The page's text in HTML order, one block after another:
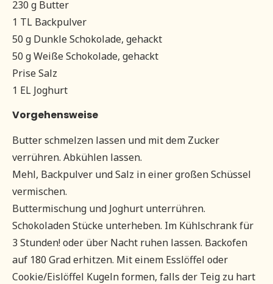
230 g Butter
1 TL Backpulver
50 g Dunkle Schokolade, gehackt
50 g Weiße Schokolade, gehackt
Prise Salz
1 EL Joghurt
Vorgehensweise
Butter schmelzen lassen und mit dem Zucker
verrühren. Abkühlen lassen.
Mehl, Backpulver und Salz in einer großen Schüssel
vermischen.
Buttermischung und Joghurt unterrühren.
Schokoladen Stücke unterheben. Im Kühlschrank für
3 Stunden! oder über Nacht ruhen lassen. Backofen
auf 180 Grad erhitzen. Mit einem Esslöffel oder
Cookie/Eislöffel Kugeln formen, falls der Teig zu hart